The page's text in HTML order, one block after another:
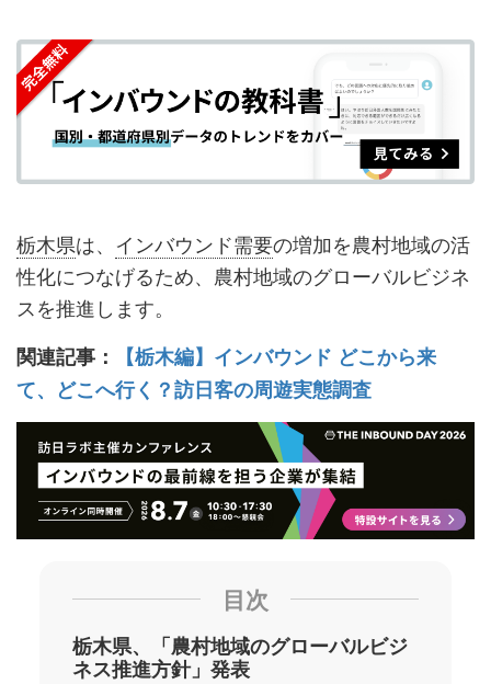
シ
ェ
ア
す
る
シ
ェ
ア
す
る
ク
マ
ー
ク
に
加
購
読
す
る
録
す
栃木県は、 インバウンド需要の増加を農村地域の活
性化につなげるため、農村地域のグローバルビジネ
スを推進します。
関連記事：
【栃木編】インバウンド どこから来
て、どこへ行く？訪日客の周遊実態調査
目次
栃木県、「農村地域のグローバルビジ
ネス推進方針」発表